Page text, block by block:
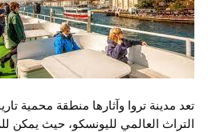
تعد مدينة تروا وآثارها منطقة محمية
التراث العالمي لليونسكو، حيث يمكن